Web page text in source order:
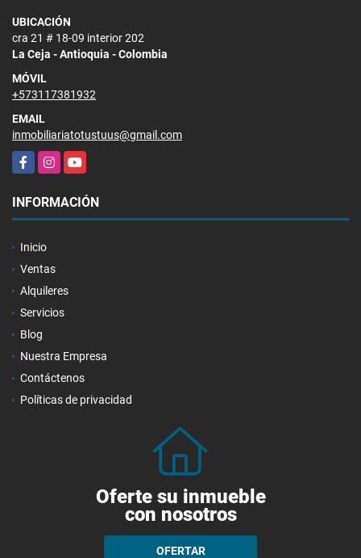
UBICACIÓN
cra 21 # 18-09 interior 202
La Ceja - Antioquia - Colombia
MÓVIL
+573117381932
EMAIL
inmobiliariatotustuus@gmail.com
FacebookInstagramYouTube
INFORMACIÓN
Inicio
Ventas
Alquileres
Servicios
Blog
Nuestra Empresa
Contáctenos
Políticas de privacidad
Oferte su inmueble
con nosotros
OFERTAR